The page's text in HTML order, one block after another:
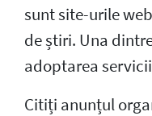
sunt site-urile
de știri. Una
adoptarea
Citiți anunțul